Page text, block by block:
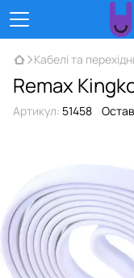
Кабелі та
Remax
Артикул: 51458